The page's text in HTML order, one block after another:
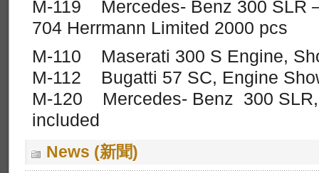
M-119 Mercedes- Benz 300 SLR
704 Herrmann Limited 2000 pcs
M-110 Maserati 300 S Engine,
M-112 Bugatti 57 SC, Engine
M-120 Mercedes- Benz 300
included
News (新聞)